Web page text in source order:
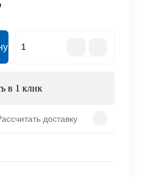
в 1 клик
доставку